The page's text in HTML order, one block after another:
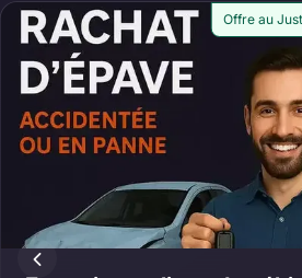
Offre au